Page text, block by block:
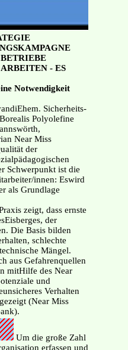
- ES
Notwendigkeit
Sicherheits-
Polyolefine
Near Miss
der
Schwerpunkt ist die
innen: Eswird
als Grundlage
zeigt, dass ernste
der
Die Basis bilden
schlechte
Mängel.
aus Gefahrenquellen
mitHilfe des Near
und
Verhalten
(Near Miss
Um die große Zahl
erfassen und